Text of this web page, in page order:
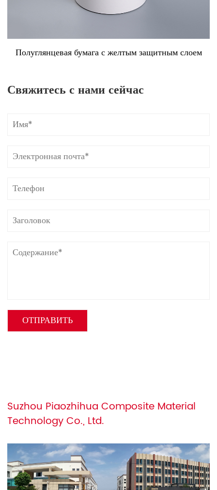
Полуглянцевая бумага с желтым защитным слоем
Свяжитесь с нами сейчас
Suzhou Piaozhihua Composite Material
Technology Co., Ltd.